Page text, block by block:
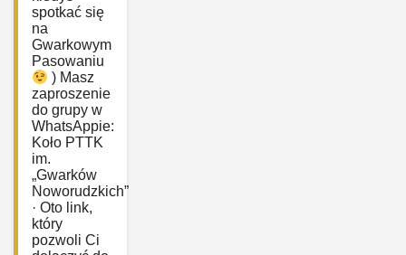
spotkać się
na
Gwarkowym
Pasowaniu
) Masz
zaproszenie
do grupy w
WhatsAppie:
‎Koło PTTK
im.
„Gwarków
Noworudzkich”
· Oto link,
który
pozwoli Ci